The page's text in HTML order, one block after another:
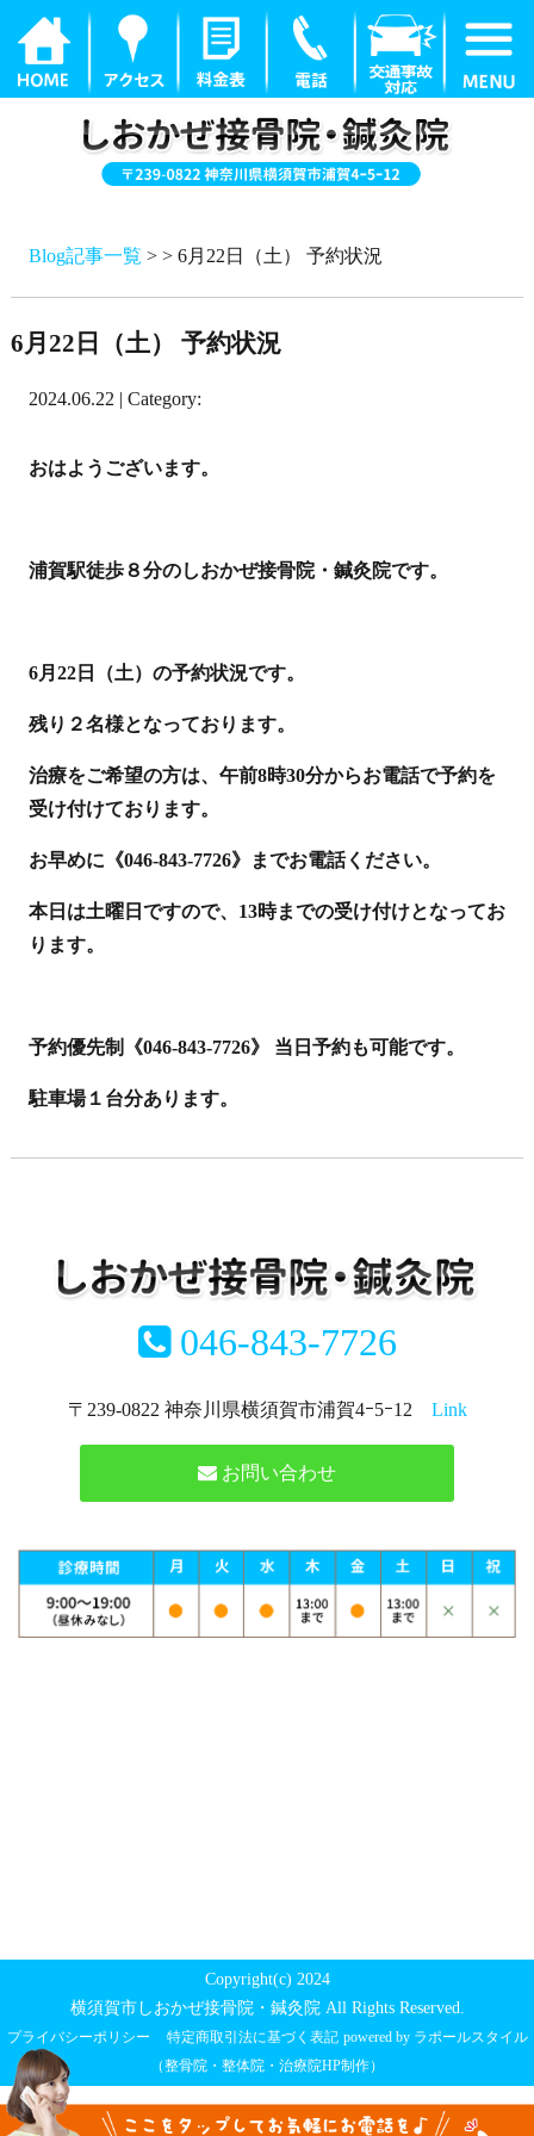
Blog記事一覧 > > 6月22日（土） 予約状況
6月22日（土） 予約状況
2024.06.22 | Category:
おはようございます。
浦賀駅徒歩８分のしおかぜ接骨院・鍼灸院です。
6月22日（土）の予約状況です。
残り２名様となっております。
治療をご希望の方は、午前8時30分からお電話で予約を
受け付けております。
お早めに《046-843-7726》までお電話ください。
本日は土曜日ですので、13時までの受け付けとなってお
ります。
予約優先制《046-843-7726》 当日予約も可能です。
駐車場１台分あります。
046-843-7726
〒239-0822 神奈川県横須賀市浦賀4ｰ5ｰ12 Link
お問い合わせ
Copyright(c) 2024
横須賀市しおかぜ接骨院・鍼灸院 All Rights Reserved.
プライバシーポリシー 特定商取引法に基づく表記 powered by ラポールスタイル
（整骨院・整体院・治療院HP制作）